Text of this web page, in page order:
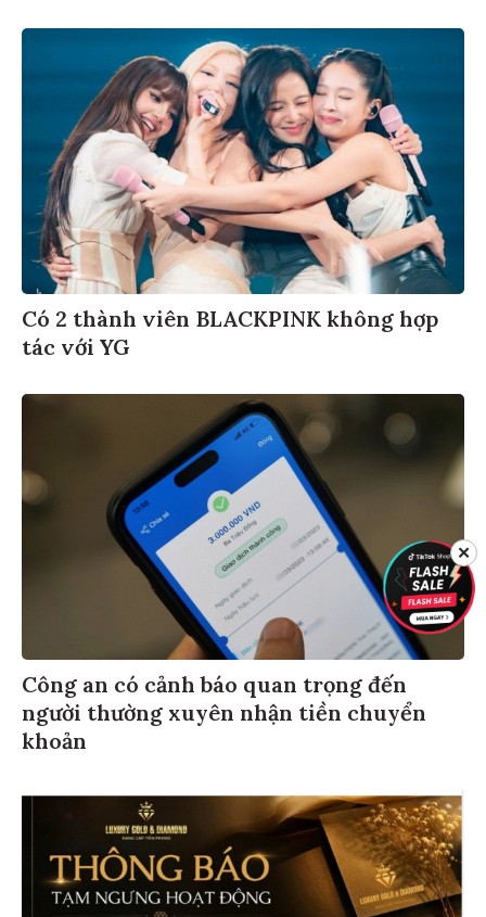
Có 2 thành viên BLACKPINK không hợp
tác với YG
Công an có cảnh báo quan trọng đến
người thường xuyên nhận tiền chuyển
khoản
✕